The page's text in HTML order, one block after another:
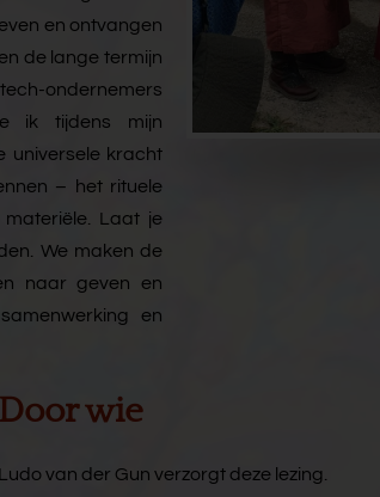
en ontvangen
de lange termijn
ondernemers
ik tijdens mijn
universele kracht
– het rituele
Laat je
We maken de
naar geven en
en
Door wie
Ludo van der Gun verzorgt deze lezing.